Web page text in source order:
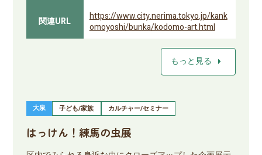
関連URL
https://www.city.nerima.tokyo.jp/kank
omoyoshi/bunka/kodomo-art.html
もっと見る arrow_right
大泉 子ども/家族 カルチャー/セミナー
はっけん！練馬の虫展